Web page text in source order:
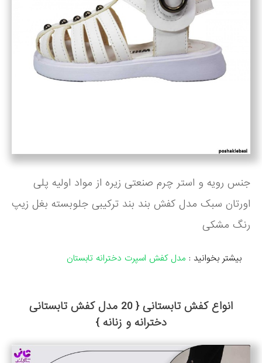
جنس رویه و استر چرم صنعتی زیره از مواد اولیه پلی
اورتان سبک مدل کفش بند بند ترکیبی جلوبسته بغل زیپ
رنگ مشکی
بیشتر بخوانید : مدل کفش اسپرت دخترانه تابستان
انواع کفش تابستانی { 20 مدل کفش تابستانی
دخترانه و زنانه }